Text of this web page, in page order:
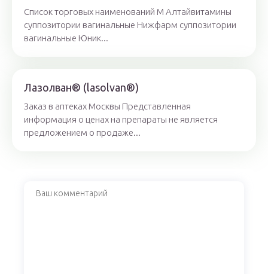
Список торговых наименований М Алтайвитамины
суппозитории вагинальные Нижфарм суппозитории
вагинальные Юник...
Лазолван® (lasolvan®)
Заказ в аптеках Москвы Представленная
информация о ценах на препараты не является
предложением о продаже...